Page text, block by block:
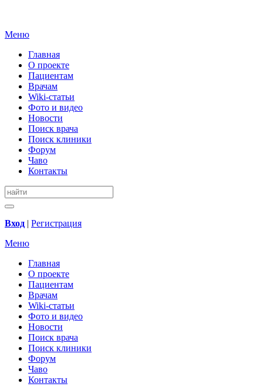
Меню
Главная
О проекте
Пациентам
Врачам
Wiki-статьи
Фото и видео
Новости
Поиск врача
Поиск клиники
Форум
Чаво
Контакты
Вход | Регистрация
Меню
Главная
О проекте
Пациентам
Врачам
Wiki-статьи
Фото и видео
Новости
Поиск врача
Поиск клиники
Форум
Чаво
Контакты